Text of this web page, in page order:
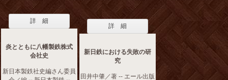
詳 細
炎とともに八幡製鉄株式
会社史
新日本製鉄社史編さん委員
詳 細
新日鉄における失敗の研
究
田井中肇／著 -- エール出版